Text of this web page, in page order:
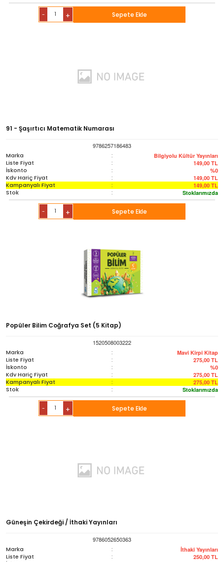
- + Sepete Ekle
91 - Şaşırtıcı Matematik Numarası
9786257186483
Marka
: Bilgiyolu Kültür Yayınları
Liste Fiyat : 149,00 TL
İskonto : %0
Kdv Hariç Fiyat : 149,00 TL
Kampanyalı Fiyat : 149,00 TL
Stok : Stoklarımızda
- + Sepete Ekle
Popüler Bilim Coğrafya Set (5 Kitap)
1520508003222
Marka
: Mavi Kirpi Kitap
Liste Fiyat : 275,00 TL
İskonto : %0
Kdv Hariç Fiyat : 275,00 TL
Kampanyalı Fiyat : 275,00 TL
Stok : Stoklarımızda
- + Sepete Ekle
Güneşin Çekirdeği / İthaki Yayınları
9786052650363
Marka
: İthaki Yayınları
Liste Fiyat : 250,00 TL